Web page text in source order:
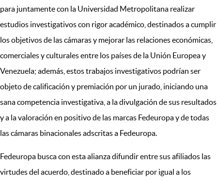
para juntamente con la Universidad Metropolitana realizar
estudios investigativos con rigor académico, destinados a cumplir
los objetivos de las cámaras y mejorar las relaciones económicas,
comerciales y culturales entre los países de la Unión Europea y
Venezuela; además, estos trabajos investigativos podrían ser
objeto de calificación y premiación por un jurado, iniciando una
sana competencia investigativa, a la divulgación de sus resultados
y a la valoración en positivo de las marcas Fedeuropa y de todas
las cámaras binacionales adscritas a Fedeuropa.
Fedeuropa busca con esta alianza difundir entre sus afiliados las
virtudes del acuerdo, destinado a beneficiar por igual a los